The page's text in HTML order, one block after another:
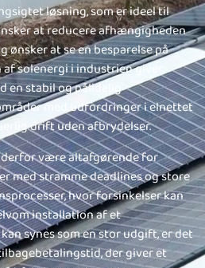
løsning, som er ideel til
at reducere afhængigheden
at se en besparelse på
solenergi i industrien giver
en stabil og pålidelig
med udfordringer i elnettet
drift uden afbrydelser.
være altafgørende for
med stramme deadlines og store
hvor forsinkelser kan
installation af et
synes som en stor udgift, er det
der giver et